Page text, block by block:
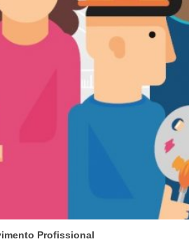
Profissional